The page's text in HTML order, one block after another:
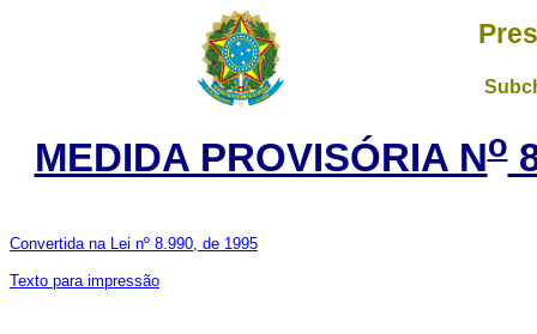
MEDIDA PROVISÓRIA No
Convertida na Lei nº 8.990, de 1995
Texto para impressão